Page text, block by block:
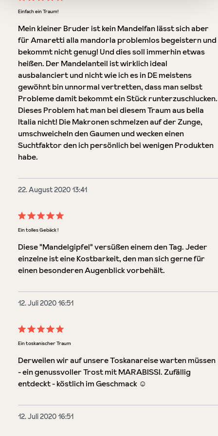
Bewertung mit 5 von 5 Sternen
Einfach ein Traum!
Mein kleiner Bruder ist kein Mandelfan lässt sich aber
für Amaretti alla mandorla problemlos begeistern und
bekommt nicht genug! Und dies soll immerhin etwas
heißen. Der Mandelanteil ist wirklich ideal
ausbalanciert und nicht wie ich es in DE meistens
gewöhnt bin unnormal vertretten, dass man selbst
Probleme damit bekommt ein Stück runterzuschlucken.
Dieses Problem hat man bei diesem Traum aus bella
Italia nicht! Die Makronen schmelzen auf der Zunge,
umschweicheln den Gaumen und wecken einen
Suchtfaktor den ich persönlich bei wenigen Produkten
habe.
22. August 2020 13:41
Bewertung mit 5 von 5 Sternen
Ein tolles Gebäck !
Diese "Mandelgipfel" versüßen einem den Tag. Jeder
einzelne ist eine Kostbarkeit, den man sich gerne für
einen besonderen Augenblick vorbehält.
12. Juli 2020 16:51
Bewertung mit 5 von 5 Sternen
Ein toskanischer Traum
Derweilen wir auf unsere Toskanareise warten müssen
- ein genussvoller Trost mit MARABISSI. Zufällig
entdeckt - köstlich im Geschmack ☺️
12. Juli 2020 16:51